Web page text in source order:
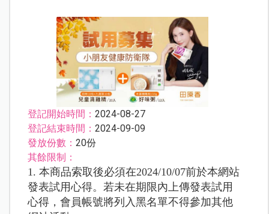
登記開始時間： 2024-08-27
登記結束時間： 2024-09-09
發放份數： 20份
其餘限制：
1. 本商品索取後必須在2024/10/07前於本網站
發表試用心得。若未在期限內上傳發表試用
心得，會員帳號將列入黑名單不得參加其他